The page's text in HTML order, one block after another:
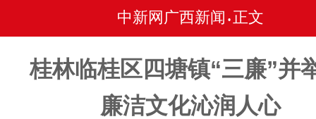
中新网广西新闻 • 正文
桂林临桂区四塘镇“三廉”并
廉洁文化沁润人心